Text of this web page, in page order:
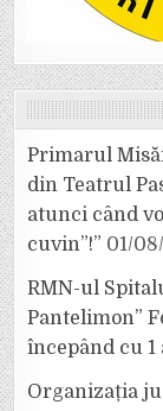
Primarul
din Teatrul
atunci când
cuvin”!” 01/
RMN-ul
Pantelimon”
începând cu 1
Organizația